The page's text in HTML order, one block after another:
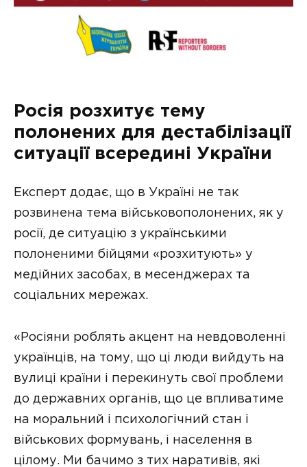
Росія розхитує тему
полонених для дестабілізації
ситуації всередині України
Експерт додає, що в Україні не так
розвинена тема військовополонених, як у
росії, де ситуацію з українськими
полоненими бійцями «розхитують» у
медійних засобах, в месенджерах та
соціальних мережах.
«Росіяни роблять акцент на невдоволенні
українців, на тому, що ці люди вийдуть на
вулиці країни і перекинуть свої проблеми
до державних органів, що це впливатиме
на моральний і психологічний стан і
військових формувань, і населення в
цілому. Ми бачимо з тих наративів, які